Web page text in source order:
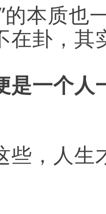
的本质也
在卦，其
是一个人
些，人生